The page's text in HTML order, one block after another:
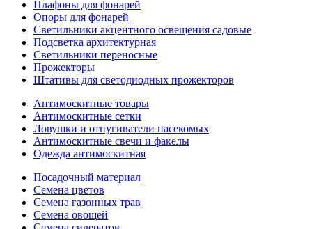
Плафоны для фонарей
Опоры для фонарей
Светильники акцентного освещения садовые
Подсветка архитектурная
Светильники переносные
Прожекторы
Штативы для светодиодных прожекторов
Антимоскитные товары
Антимоскитные сетки
Ловушки и отпугиватели насекомых
Антимоскитные свечи и факелы
Одежда антимоскитная
Посадочный материал
Семена цветов
Семена газонных трав
Семена овощей